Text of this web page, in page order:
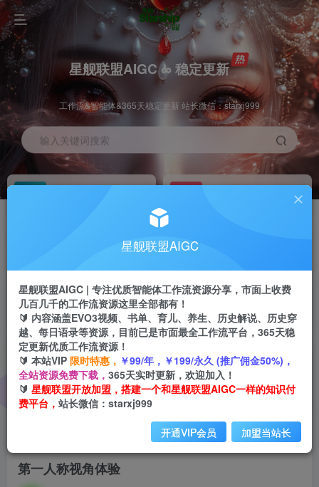
星舰联盟AIGC ∞ 稳定更新
工作流&智能体&365天稳定更新 站长微信：starxj999
输入关键词搜索
加入会员 工作流主页
每周免费工作流体验
站长招募
推荐
项目周期预估10年
第一人称视角体验
星舰联盟AIGC
星舰联盟AIGC | 专注优质智能体工作流资源分享，市面上收费
几百几千的工作流资源这里全部都有！
🔰 内容涵盖EVO3视频、书单、育儿、养生、历史解说、历史穿
越、每日语录等资源，目前已是市面最全工作流平台，365天稳
定更新优质工作流资源！
🔰 本站VIP 限时特惠， ￥99/年，￥199/永久 (推广佣金50%)，
全站资源免费下载， 365天实时更新，欢迎加入！
🔰 星舰联盟开放加盟，搭建一个和星舰联盟AIGC一样的知识付
费平台， 站长微信：starxj999
开通VIP会员 加盟当站长